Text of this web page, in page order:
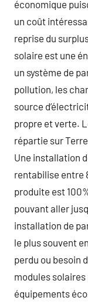
économique
un coût
reprise du
solaire est une
un système de
pollution, les
source
propre et verte.
répartie sur
Une installation
rentabilise entre
produite est
pouvant aller
installation de
le plus souvent
perdu ou besoin
modules
équipements